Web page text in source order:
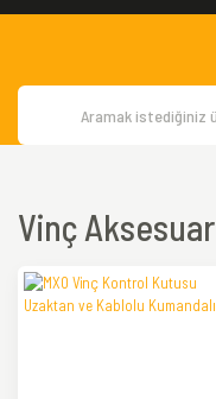
Vinç Aksesuar